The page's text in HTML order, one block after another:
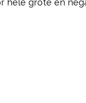
hele grote en